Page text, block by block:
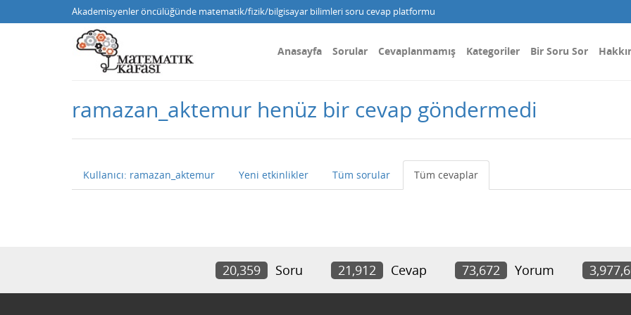
Akademisyenler öncülüğünde matematik/fizik/bilgisayar bilimleri soru cevap platformu
Anasayfa Sorular Cevaplanmamış Kategoriler Bir Soru Sor
ramazan_aktemur henüz bir cevap göndermedi
Kullanıcı: ramazan_aktemur Yeni etkinlikler Tüm sorular Tüm cevaplar
20,359 Soru 21,912 Cevap 73,672 Yorum